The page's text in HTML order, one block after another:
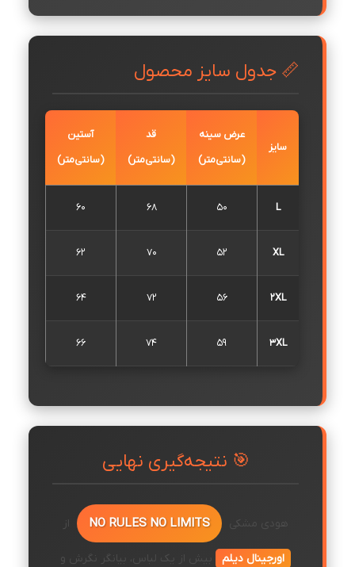
📏 جدول سایز محصول
سایز
عرض سینه
(سانتی‌متر)
قد
(سانتی‌متر)
آستین
(سانتی‌متر)
L
50
68
60
XL
52
70
62
2XL
56
72
64
3XL
59
74
66
🎯 نتیجه‌گیری نهایی
NO RULES NO LIMITS از
اورجینال دیلم
بیش از یک لباس، بیانگر نگرش و